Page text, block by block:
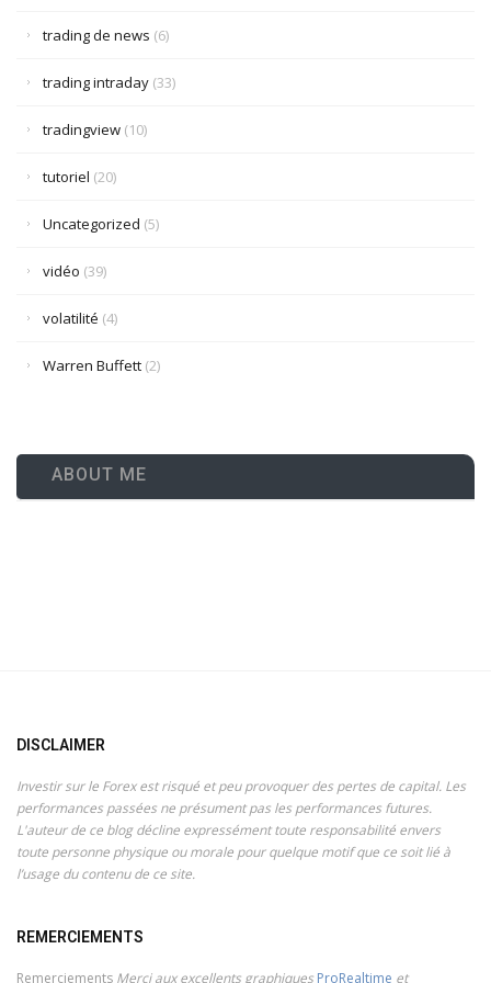
trading de news (6)
trading intraday (33)
tradingview (10)
tutoriel (20)
Uncategorized (5)
vidéo (39)
volatilité (4)
Warren Buffett (2)
ABOUT ME
DISCLAIMER
Investir sur le Forex est risqué et peu provoquer des pertes de capital. Les
performances passées ne présument pas les performances futures.
L'auteur de ce blog décline expressément toute responsabilité envers
toute personne physique ou morale pour quelque motif que ce soit lié à
l’usage du contenu de ce site.
REMERCIEMENTS
Remerciements Merci aux excellents graphiques ProRealtime et